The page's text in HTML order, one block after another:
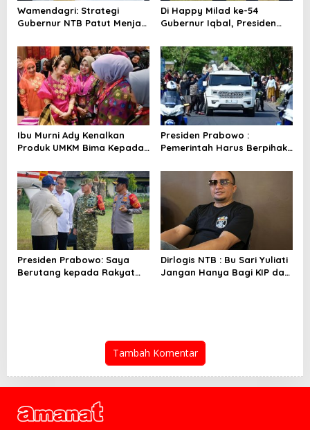
s
Wamendagri: Strategi
Gubernur NTB Patut Menjadi
Indonesia
Di Happy Milad ke-54
Gubernur Iqbal, Presiden
Ibu Murni Ady Kenalkan
Produk UMKM Bima Kepada
Presiden Prabowo :
Pemerintah Harus Berpihak
Presiden Prabowo: Saya
Berutang kepada Rakyat
Dirlogis NTB : Bu Sari Yuliati
Jangan Hanya Bagi KIP dan
Tambah Komentar